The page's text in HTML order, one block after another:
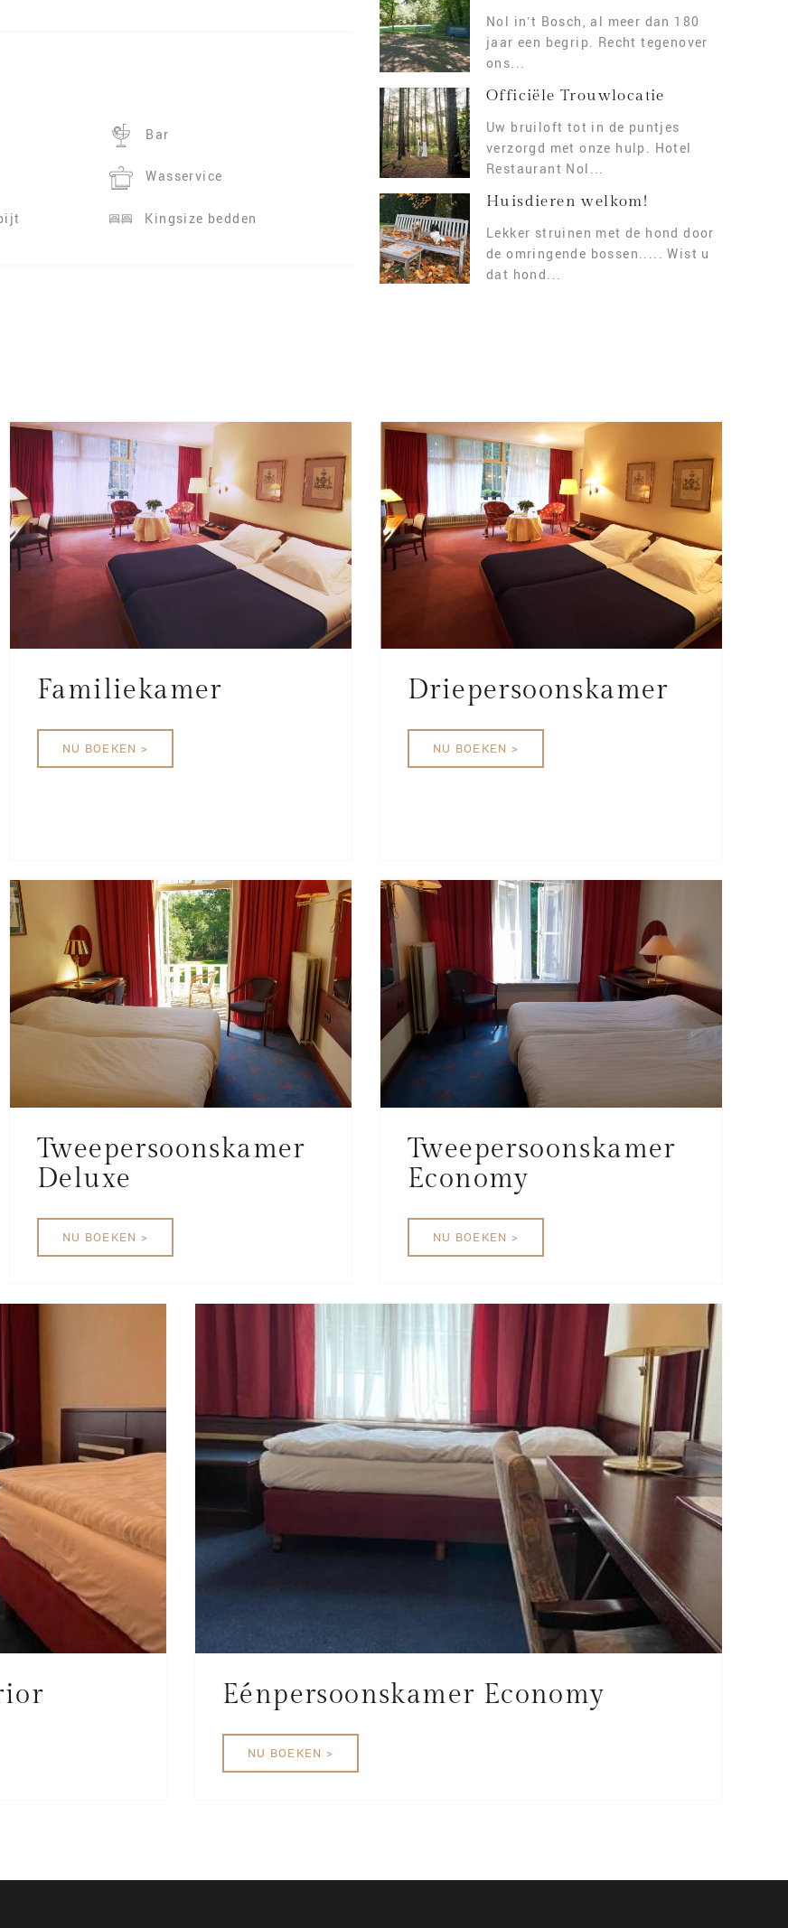
Bar
Wasservice
Kingsize bedden
Nol in’t Bosch, al meer dan 180
jaar een begrip. Recht tegenover
ons...
Officiële Trouwlocatie
Uw bruiloft tot in de puntjes
verzorgd met onze hulp. Hotel
Restaurant Nol...
Huisdieren welkom!
Lekker struinen met de hond door
de omringende bossen..... Wist u
dat hond...
Familiekamer
NU BOEKEN >
Driepersoonskamer
NU BOEKEN >
Tweepersoonskamer
Deluxe
NU BOEKEN >
Tweepersoonskamer
Economy
NU BOEKEN >
Eénpersoonskamer Economy
NU BOEKEN >